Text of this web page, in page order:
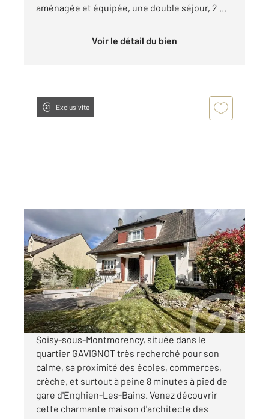
aménagée et équipée, une double séjour, 2 ...
Voir le détail du bien
Exclusivité
SOISY SOUS MONTMORENCY 95
145,98 m2, 8 pièces
Ref : 6188
Maison à vendre
560 000 €
Visiter le site dédié
Soisy-sous-Montmorency, située dans le
quartier GAVIGNOT très recherché pour son
calme, sa proximité des écoles, commerces,
crèche, et surtout à peine 8 minutes à pied de
gare d'Enghien-Les-Bains. Venez découvrir
cette charmante maison d'architecte des